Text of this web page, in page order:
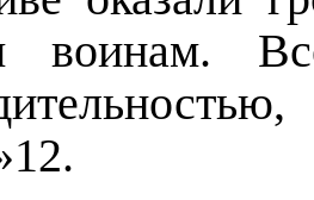
воинам.